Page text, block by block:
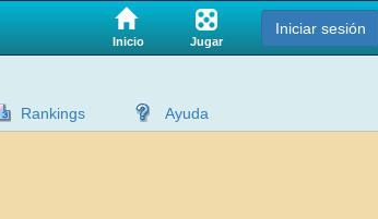
Inicio Jugar
Iniciar sesión
Rankings Ayuda